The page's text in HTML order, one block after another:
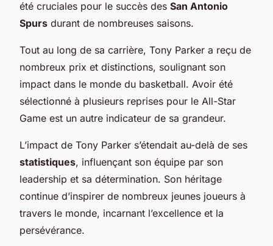
été cruciales pour le succès des San Antonio
Spurs durant de nombreuses saisons.
Tout au long de sa carrière, Tony Parker a reçu de
nombreux prix et distinctions, soulignant son
impact dans le monde du basketball. Avoir été
sélectionné à plusieurs reprises pour le All-Star
Game est un autre indicateur de sa grandeur.
L’impact de Tony Parker s’étendait au-delà de ses
statistiques, influençant son équipe par son
leadership et sa détermination. Son héritage
continue d’inspirer de nombreux jeunes joueurs à
travers le monde, incarnant l’excellence et la
persévérance.